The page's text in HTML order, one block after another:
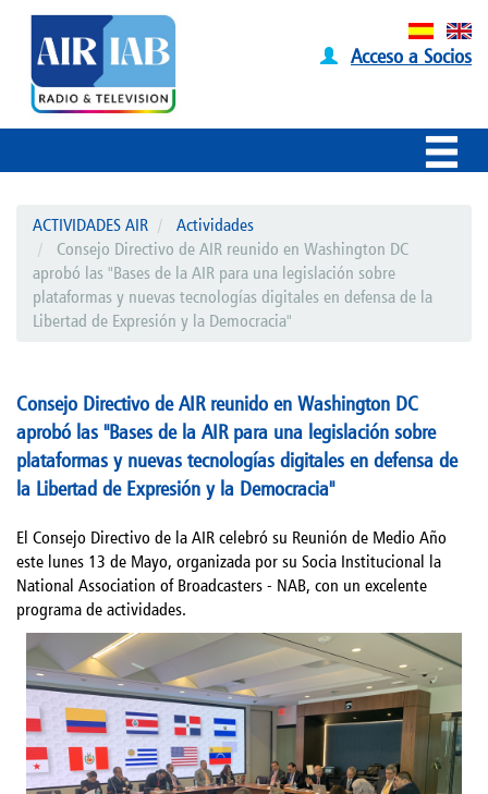
Acceso a Socios
ACTIVIDADES AIR
Actividades
Consejo Directivo de AIR reunido en Washington DC
aprobó las "Bases de la AIR para una legislación sobre
plataformas y nuevas tecnologías digitales en defensa de la
Libertad de Expresión y la Democracia"
Consejo Directivo de AIR reunido en Washington DC
aprobó las "Bases de la AIR para una legislación sobre
plataformas y nuevas tecnologías digitales en defensa de
la Libertad de Expresión y la Democracia"
El Consejo Directivo de la AIR celebró su Reunión de Medio Año
este lunes 13 de Mayo, organizada por su Socia Institucional la
National Association of Broadcasters - NAB, con un excelente
programa de actividades.